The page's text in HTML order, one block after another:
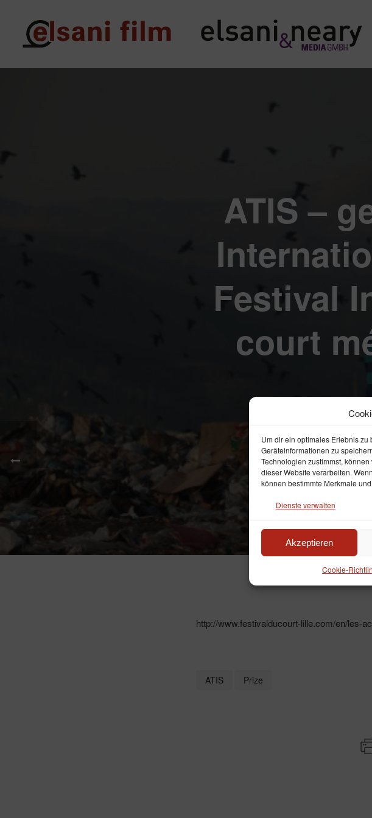
Um dir ein optimales Erlebnis
Geräteinformationen zu
Technologien zustimmst,
dieser Website verarbeiten.
können bestimmte Merkmale
Dienste verwalten
Akzeptieren
Cookie-
ATIS –
Festival
court
http://www.festivalducourt-lille.com/en/les-
ATIS Prize